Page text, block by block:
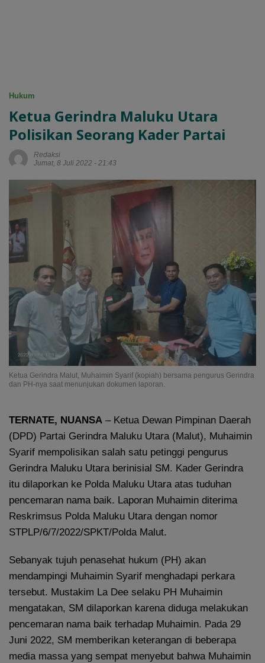
Hukum
Ketua Gerindra Maluku Utara
Polisikan Seorang Kader Partai
Redaksi
Jumat, 8 Juli 2022 - 21:43
Ketua Gerindra Malut, Muhaimin Syarif (kopiah) bersama pengurus Gerindra
dan PH-nya saat menunjukan dokumen laporan.
TERNATE, NUANSA – Ketua Dewan Pimpinan Daerah
(DPD) Partai Gerindra Maluku Utara (Malut), Muhaimin
Syarif mempolisikan salah satu petinggi pengurus
Gerindra Maluku Utara berinisial SM. Kader Gerindra
itu dilaporkan ke Polda Maluku Utara atas tuduhan
pencemaran nama baik. Laporan Muhaimin diterima
Reskrimsus Polda Maluku Utara dengan nomor
STPLP/6/7/2022/SPKT/Polda Malut.
Sebanyak tujuh penasehat hukum (PH) akan
mendampingi Muhaimin Syarif menghadapi perkara
tersebut. Mustakim La Dee selaku PH Muhaimin
mengatakan, SM dilaporkan karena diduga melakukan
pencemaran nama baik terhadap Muhaimin. Pada 29
Juni 2022, SM memberikan keterangan di beberapa
media massa yang sempat menyebut bahwa Muhaimin